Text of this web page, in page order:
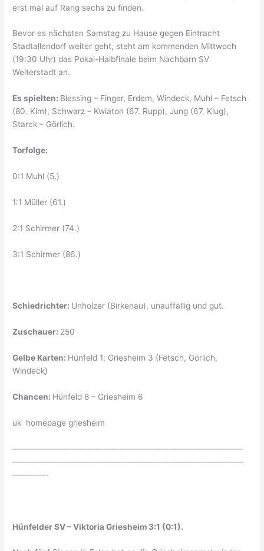
erst mal auf Rang sechs zu finden.
Bevor es nächsten Samstag zu Hause gegen Eintracht
Stadtallendorf weiter geht, steht am kommenden Mittwoch
(19:30 Uhr) das Pokal-Halbfinale beim Nachbarn SV
Weiterstadt an.
Es spielten: Blessing – Finger, Erdem, Windeck, Muhl – Fetsch
(80. Kim), Schwarz – Kwiaton (67. Rupp), Jung (67. Klug),
Starck – Görlich.
Torfolge:
0:1 Muhl (5.)
1:1 Müller (61.)
2:1 Schirmer (74.)
3:1 Schirmer (86.)
Schiedrichter: Unholzer (Birkenau), unauffällig und gut.
Zuschauer: 250
Gelbe Karten: Hünfeld 1; Griesheim 3 (Fetsch, Görlich,
Windeck)
Chancen: Hünfeld 8 – Griesheim 6
uk homepage griesheim
————————————————————————————
————————————————————————————
————-
Hünfelder SV – Viktoria Griesheim 3:1 (0:1).